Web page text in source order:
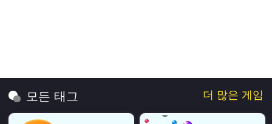
모든 태그 더 많은 게임